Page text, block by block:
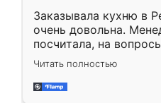
Заказывала кухню в
очень довольна.
посчитала, на
Замерщик приехал в
делу со всей
за день, ребята
Читать полностью